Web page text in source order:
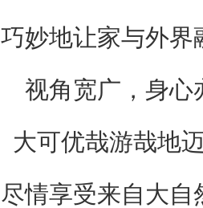
巧妙地让家与外界
视角宽广，身心
大可优哉游哉地
尽情享受来自大自